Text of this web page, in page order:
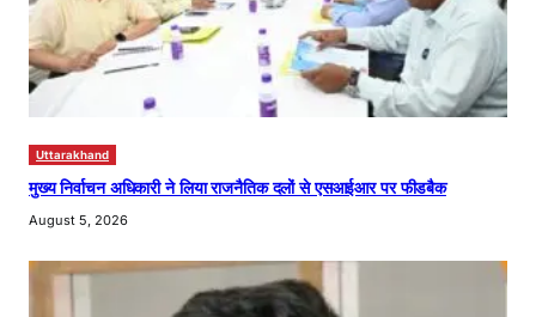
Uttarakhand
मुख्य निर्वाचन अधिकारी ने लिया राजनैतिक दलों से एसआईआर पर फीडबैक
August 5, 2026